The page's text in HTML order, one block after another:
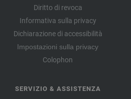
Diritto di revoca
Informativa sulla privacy
Dichiarazione di accessibilità
Impostazioni sulla privacy
Colophon
SERVIZIO & ASSISTENZA